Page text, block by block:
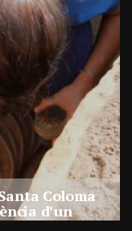
Coloma
d’un
necròpolis